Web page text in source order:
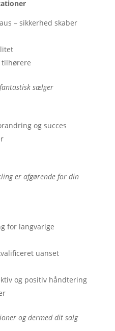
– sikkerhed skaber
tilhørere
sælger
og succes
er afgørende for din
for langvarige
uanset
og positiv håndtering
og dermed dit salg